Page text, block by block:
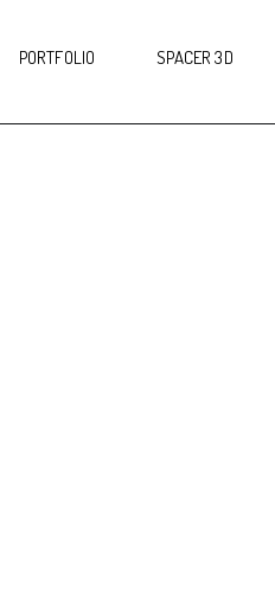
PORTFOLIO SPACER 3D